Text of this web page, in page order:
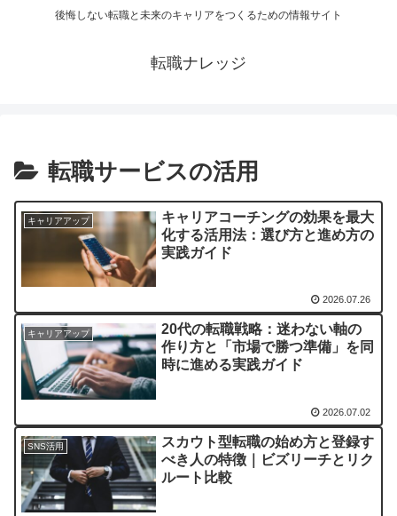
後悔しない転職と未来のキャリアをつくるための情報サイト
転職ナレッジ
転職サービスの活用
キャリアアップ
キャリアコーチングの効果を最大
化する活用法：選び方と進め方の
実践ガイド
2026.07.26
キャリアアップ
20代の転職戦略：迷わない軸の
作り方と「市場で勝つ準備」を同
時に進める実践ガイド
2026.07.02
SNS活用
スカウト型転職の始め方と登録す
べき人の特徴｜ビズリーチとリク
ルート比較